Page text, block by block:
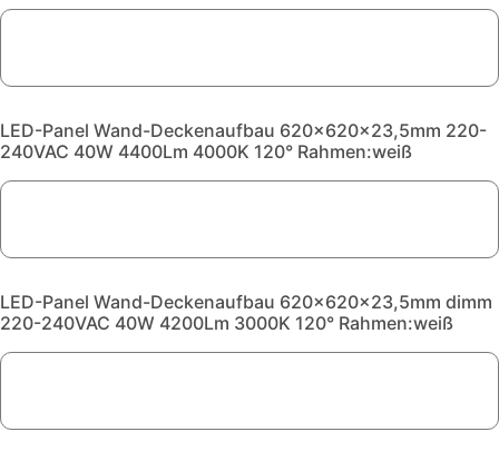
LED-Panel Wand-Deckenaufbau 620x620x23,5mm 220-
240VAC 40W 4400Lm 4000K 120° Rahmen:weiß
LED-Panel Wand-Deckenaufbau 620x620x23,5mm dimm
220-240VAC 40W 4200Lm 3000K 120° Rahmen:weiß